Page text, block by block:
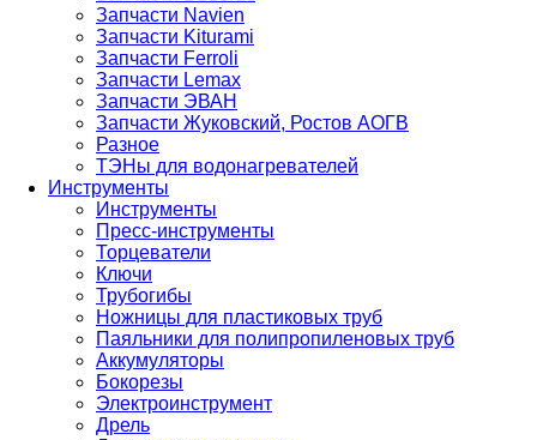
Запчасти Navien
Запчасти Kiturami
Запчасти Ferroli
Запчасти Lemax
Запчасти ЭВАН
Запчасти Жуковский, Ростов АОГВ
Разное
ТЭНы для водонагревателей
Инструменты
Инструменты
Пресс-инструменты
Торцеватели
Ключи
Трубогибы
Ножницы для пластиковых труб
Паяльники для полипропиленовых труб
Аккумуляторы
Бокорезы
Электроинструмент
Дрель